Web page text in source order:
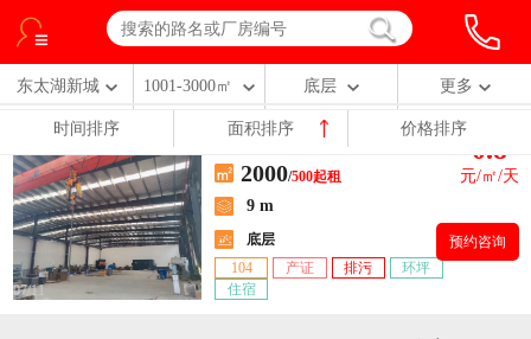
东太湖新城 1001-3000㎡ 底层 更多
时间排序 面积排序 价格排序
07/11
2000/500起租
9 m
底层
104
产证 排污
环坪
住宿
0.8
元/㎡/天
预约咨询